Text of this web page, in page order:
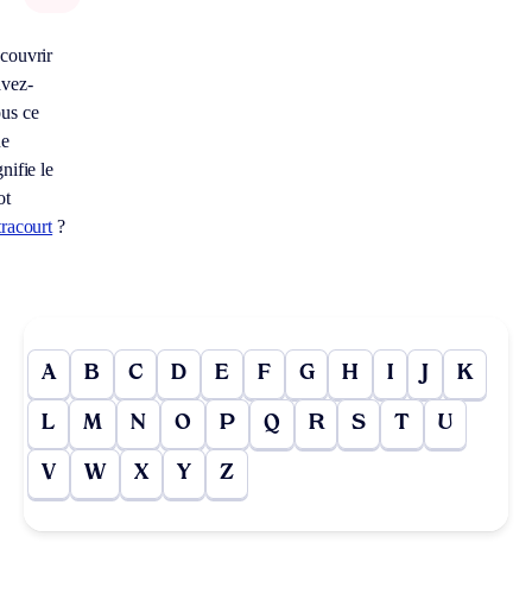
ce
le
?
A B C D E F G H I J K
L M N O P Q R S T U
V W X Y Z